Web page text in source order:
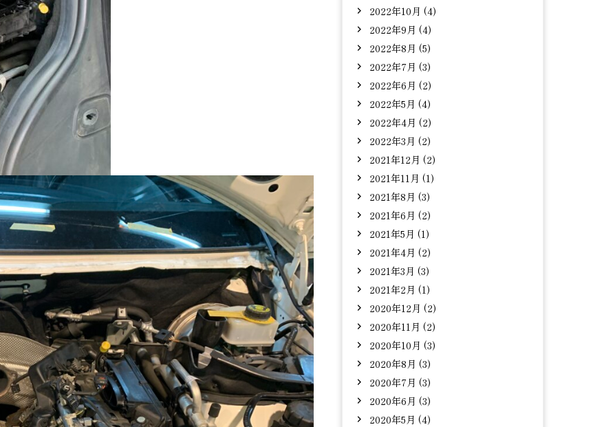
2022年10月 (4)
2022年9月 (4)
2022年8月 (5)
2022年7月 (3)
2022年6月 (2)
2022年5月 (4)
2022年4月 (2)
2022年3月 (2)
2021年12月 (2)
2021年11月 (1)
2021年8月 (3)
2021年6月 (2)
2021年5月 (1)
2021年4月 (2)
2021年3月 (3)
2021年2月 (1)
2020年12月 (2)
2020年11月 (2)
2020年10月 (3)
2020年8月 (3)
2020年7月 (3)
2020年6月 (3)
2020年5月 (4)